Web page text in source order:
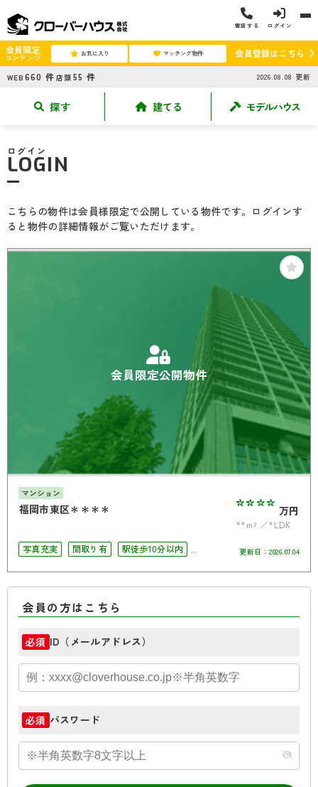
電話する ログイン
会員限定
コンテンツ お気に入り マッチング物件 会員登録はこちら
WEB 660 件 店頭 55 件 2026.08.08 更新
探す 建てる モデルハウス
ログイン
LOGIN
こちらの物件は会員様限定で公開している物件です。ログインす
ると物件の詳細情報がご覧いただけます。
会員限定公開物件
マンション
福岡市東区＊＊＊＊ **** 万円
**m²
*LDK
写真充実
間取り有
駅徒歩10分以内
更新日： 2026.07.04
会員の方はこちら
必須 ID（メールアドレス）
必須 パスワード